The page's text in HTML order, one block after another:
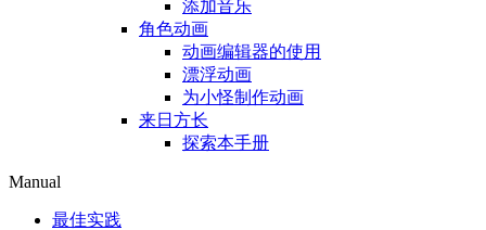
添加音乐
角色动画
动画编辑器的使用
漂浮动画
为小怪制作动画
来日方长
探索本手册
Manual
最佳实践